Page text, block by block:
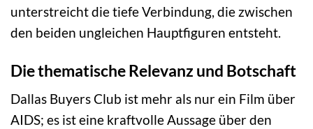
unterstreicht die tiefe Verbindung, die zwischen
den beiden ungleichen Hauptfiguren entsteht.
Die thematische Relevanz und Botschaft
Dallas Buyers Club ist mehr als nur ein Film über
AIDS; es ist eine kraftvolle Aussage über den